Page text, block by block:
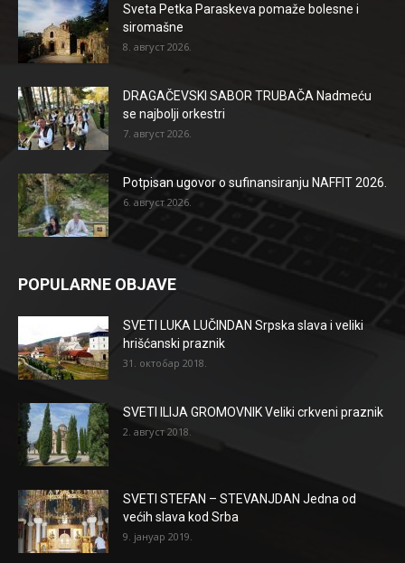
Sveta Petka Paraskeva pomaže bolesne i
siromašne
8. август 2026.
DRAGAČEVSKI SABOR TRUBAČA Nadmeću
se najbolji orkestri
7. август 2026.
Potpisan ugovor o sufinansiranju NAFFIT 2026.
6. август 2026.
POPULARNE OBJAVE
SVETI LUKA LUČINDAN Srpska slava i veliki
hrišćanski praznik
31. октобар 2018.
SVETI ILIJA GROMOVNIK Veliki crkveni praznik
2. август 2018.
SVETI STEFAN – STEVANJDAN Jedna od
većih slava kod Srba
9. јануар 2019.